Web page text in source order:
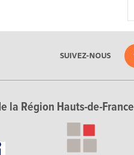
SUIVEZ-NOUS
la Région Hauts-de-France